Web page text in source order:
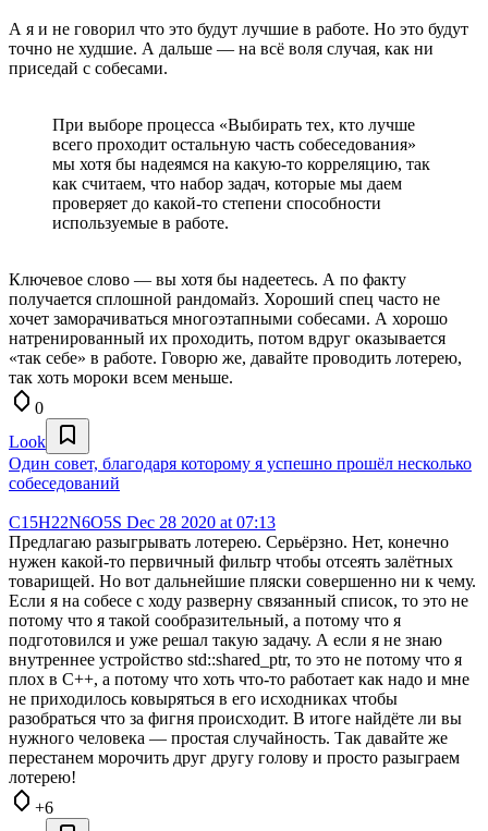
А я и не говорил что это будут лучшие в работе. Но это будут
точно не худшие. А дальше — на всё воля случая, как ни
приседай с собесами.
При выборе процесса «Выбирать тех, кто лучше
всего проходит остальную часть собеседования»
мы хотя бы надеямся на какую-то корреляцию, так
как считаем, что набор задач, которые мы даем
проверяет до какой-то степени способности
используемые в работе.
Ключевое слово — вы хотя бы надеетесь. А по факту
получается сплошной рандомайз. Хороший спец часто не
хочет заморачиваться многоэтапными собесами. А хорошо
натренированный их проходить, потом вдруг оказывается
«так себе» в работе. Говорю же, давайте проводить лотерею,
так хоть мороки всем меньше.
0
Look
Один совет, благодаря которому я успешно прошёл несколько
собеседований
C15H22N6O5S Dec 28 2020 at 07:13
Предлагаю разыгрывать лотерею. Серьёрзно. Нет, конечно
нужен какой-то первичный фильтр чтобы отсеять залётных
товарищей. Но вот дальнейшие пляски совершенно ни к чему.
Если я на собесе с ходу разверну связанный список, то это не
потому что я такой сообразительный, а потому что я
подготовился и уже решал такую задачу. А если я не знаю
внутреннее устройство std::shared_ptr, то это не потому что я
плох в C++, а потому что хоть что-то работает как надо и мне
не приходилось ковыряться в его исходниках чтобы
разобраться что за фигня происходит. В итоге найдёте ли вы
нужного человека — простая случайность. Так давайте же
перестанем морочить друг другу голову и просто разыграем
лотерею!
+6